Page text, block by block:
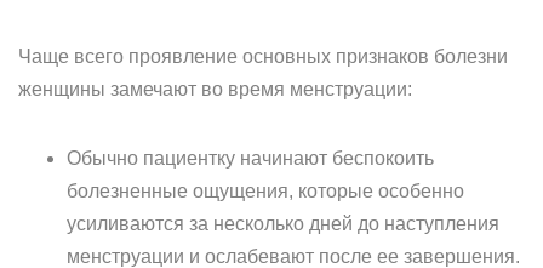
Чаще всего проявление основных признаков болезни
женщины замечают во время менструации:
Обычно пациентку начинают беспокоить
болезненные ощущения, которые особенно
усиливаются за несколько дней до наступления
менструации и ослабевают после ее завершения.